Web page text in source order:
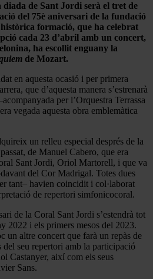
de Sant Jordi serà el tret de
del 75è aniversari de la fundació
formació, que ha celebrat
cada 23 d’abril amb un concert,
ha escollit enguany la
de Mozart.
en aquesta ocasió i per primera
que d’aquesta manera s’estrenarà
per l’Orquestra Terrassa
vegada aquesta obra emblemàtica
un relleu especial després de la
de Manuel Cabero, que era
Sant Jordi, Oriol Martorell, i que va
del Cor Madrigal. Totes dues
tant– havien coincidit i col·laborat
de repertori simfonicocoral.
de la Coral Sant Jordi s’estendrà tot
2022 i els primers mesos del 2023.
altre concert que farà un repàs de
del seu repertori amb la participació
Castanyer, així com els seus
Sans.